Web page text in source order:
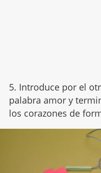
5. Introduce por el
palabra amor y
los corazones de